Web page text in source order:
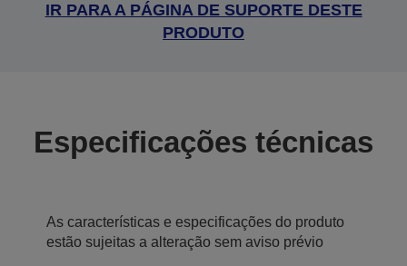
IR PARA A PÁGINA DE SUPORTE DESTE
PRODUTO
Especificações técnicas
As características e especificações do produto
estão sujeitas a alteração sem aviso prévio